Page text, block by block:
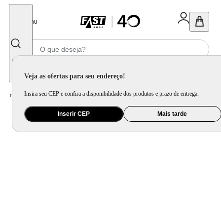
Menu
Veja as ofertas para seu endereço!
Insira seu CEP e confira a disponibilidade dos produtos e prazo de entrega.
Inserir CEP Mais tarde
Home Utilidade Doméstica Cozinha / Assadeira, Forma e Travessa